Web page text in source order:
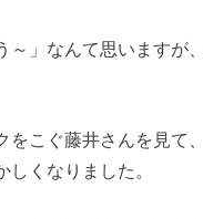
～」なんて思いますが
をこぐ藤井さんを見て
くなりました。